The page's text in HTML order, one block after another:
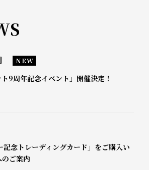
NEW
9周年記念イベント」開催決定！
記念トレーディングカード」をご購入い
ご案内